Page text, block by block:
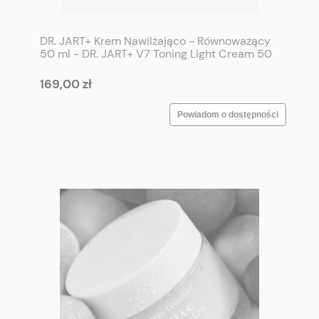
DR. JART+ Krem Nawilżająco - Równoważący
50 ml - DR. JART+ V7 Toning Light Cream 50
169,00 zł
Powiadom o dostępności